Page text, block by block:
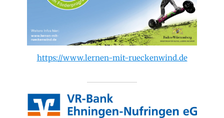
https://www.lernen-mit-rueckenwind.de